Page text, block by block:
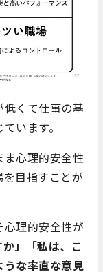
くて仕事の基
います。
ま心理的安全性
目指すことが
理的安全性が
」「私は、こ
うな率直な意見